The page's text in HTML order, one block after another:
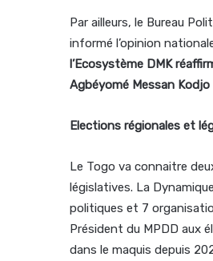
Par ailleurs, le Bureau
informé l’opinion
l’Ecosystème DMK
Agbéyomé Messan Kodjo
Elections régionales et
Le Togo va connaitre
législatives. La
politiques et 7
Président du MPDD aux
dans le maquis depuis